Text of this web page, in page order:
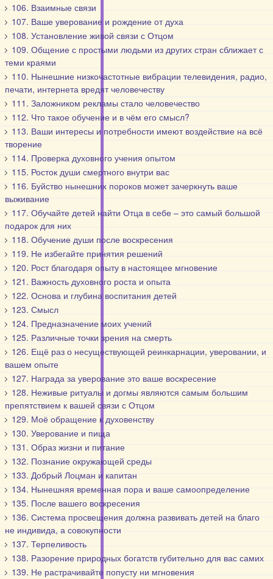
106. Взаимные связи
107. Ваше уверование и рождение от духа
108. Установление живой связи с Отцом
109. Общение с простыми людьми из других стран сближает с
теми краями
110. Нынешние низкочастотные вибрации телевидения, радио,
печати, интернета вредят человечеству
111. Заложником рекламы стало человечество
112. Что такое обучение и в чём его смысл?
113. Ваши интересы и потребности имеют воздействие на всё
творение
114. Проверка духовного учения опытом
115. Росток души смертного внутри вас
116. Буйство нынешних пороков может зачеркнуть ваше
выживание
117. Обучайте детей найти Отца в себе – это самый большой
подарок для них
118. Обучение души после воскресения
119. Не избегайте принятия решений
120. Рост благодаря опыту в настоящее мгновение
121. Важность духовного роста и опыта
122. Основа и глубина воспитания детей
123. Смысл
124. Предназначение моих учений
125. Различные точки зрения на смерть
126. Ещё раз о несуществующей реинкарнации, уверовании, и
вашем опыте
127. Награда за уверование это ваше воскресение
128. Неживые ритуалы и догмы являются самым большим
препятствием к вашей связи с Отцом
129. Моё обращение к духовенству
130. Уверование и пища
131. Образ жизни и питание
132. Познание окружающей среды
133. Добрый Лоцман и капитан
134. Нынешняя временная пора и ваше самоопределение
135. После вашего воскресения
136. Система просвещения должна развивать детей на благо
не индивида, а совокупности
137. Терпеливость
138. Разорение природных богатств губительно для вас самих
139. Не растрачивайте попусту ни мгновения